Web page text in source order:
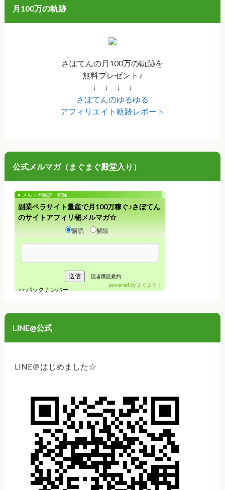
月100万の軌跡
さぼてんの月100万の軌跡を
無料プレゼント♪
↓ ↓ ↓ ↓
さぼてんのゆるゆる
アフィリエイト軌跡レポート
公式メルマガ（まぐまぐ殿堂入り）
メルマガ購読・解除
副業ペラサイト量産で月100万稼ぐ♪さぼてん
のサイトアフィリ秘メルマガ☆
購読 解除
読者購読規約
>>バックナンバー
powered by まぐまぐ！
LINE@公式
LINE＠はじめました☆